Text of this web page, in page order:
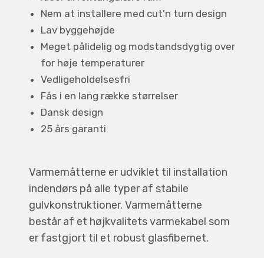
Nem at installere med cut’n turn design
Lav byggehøjde
Meget pålidelig og modstandsdygtig over
for høje temperaturer
Vedligeholdelsesfri
Fås i en lang række størrelser
Dansk design
25 års garanti
Varmemåtterne er udviklet til installation
indendørs på alle typer af stabile
gulvkonstruktioner. Varmemåtterne
består af et højkvalitets varmekabel som
er fastgjort til et robust glasfibernet.